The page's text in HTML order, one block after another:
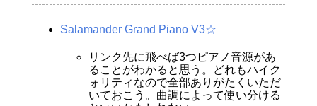
Salamander Grand Piano V3☆
リンク先に飛べば3つピアノ音源があ
ることがわかると思う。どれもハイク
ォリティなので全部ありがたくいただ
いておこう。曲調によって使い分ける